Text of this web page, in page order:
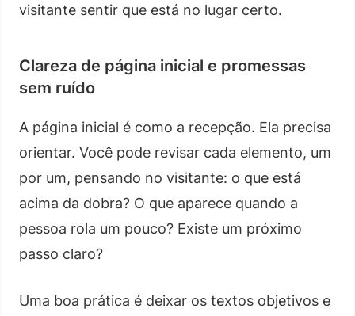
visitante sentir que está no lugar certo.
Clareza de página inicial e promessas
sem ruído
A página inicial é como a recepção. Ela precisa
orientar. Você pode revisar cada elemento, um
por um, pensando no visitante: o que está
acima da dobra? O que aparece quando a
pessoa rola um pouco? Existe um próximo
passo claro?
Uma boa prática é deixar os textos objetivos e